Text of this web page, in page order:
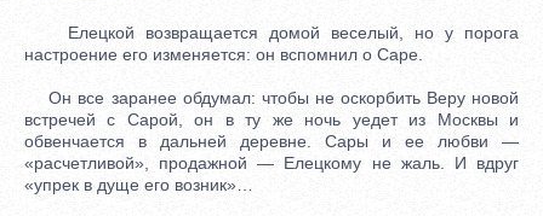
Елецкой возвращается домой веселый, но у порога
настроение его изменяется: он вспомнил о Саре.
Он все заранее обдумал: чтобы не оскорбить Веру новой
встречей с Сарой, он в ту же ночь уедет из Москвы и
обвенчается в дальней деревне. Сары и ее любви —
«расчетливой», продажной — Елецкому не жаль. И вдруг
«упрек в дуще его возник»…